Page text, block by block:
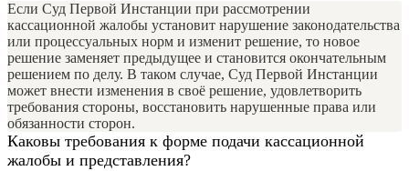
Если Суд Первой Инстанции при рассмотрении
кассационной жалобы установит нарушение законодательства
или процессуальных норм и изменит решение, то новое
решение заменяет предыдущее и становится окончательным
решением по делу. В таком случае, Суд Первой Инстанции
может внести изменения в своё решение, удовлетворить
требования стороны, восстановить нарушенные права или
обязанности сторон.
Каковы требования к форме подачи кассационной
жалобы и представления?